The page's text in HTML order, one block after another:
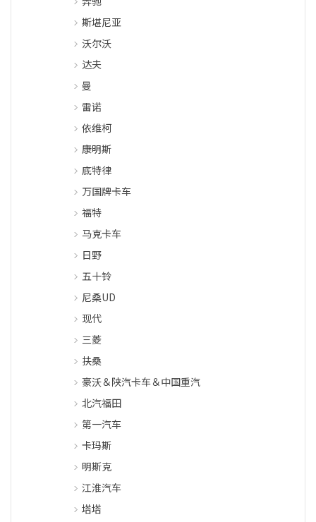
斯堪尼亚
沃尔沃
达夫
曼
雷诺
依维柯
康明斯
底特律
万国牌卡车
福特
马克卡车
日野
五十铃
尼桑UD
现代
三菱
扶桑
豪沃＆陕汽卡车＆中国重汽
北汽福田
第一汽车
卡玛斯
明斯克
江淮汽车
塔塔